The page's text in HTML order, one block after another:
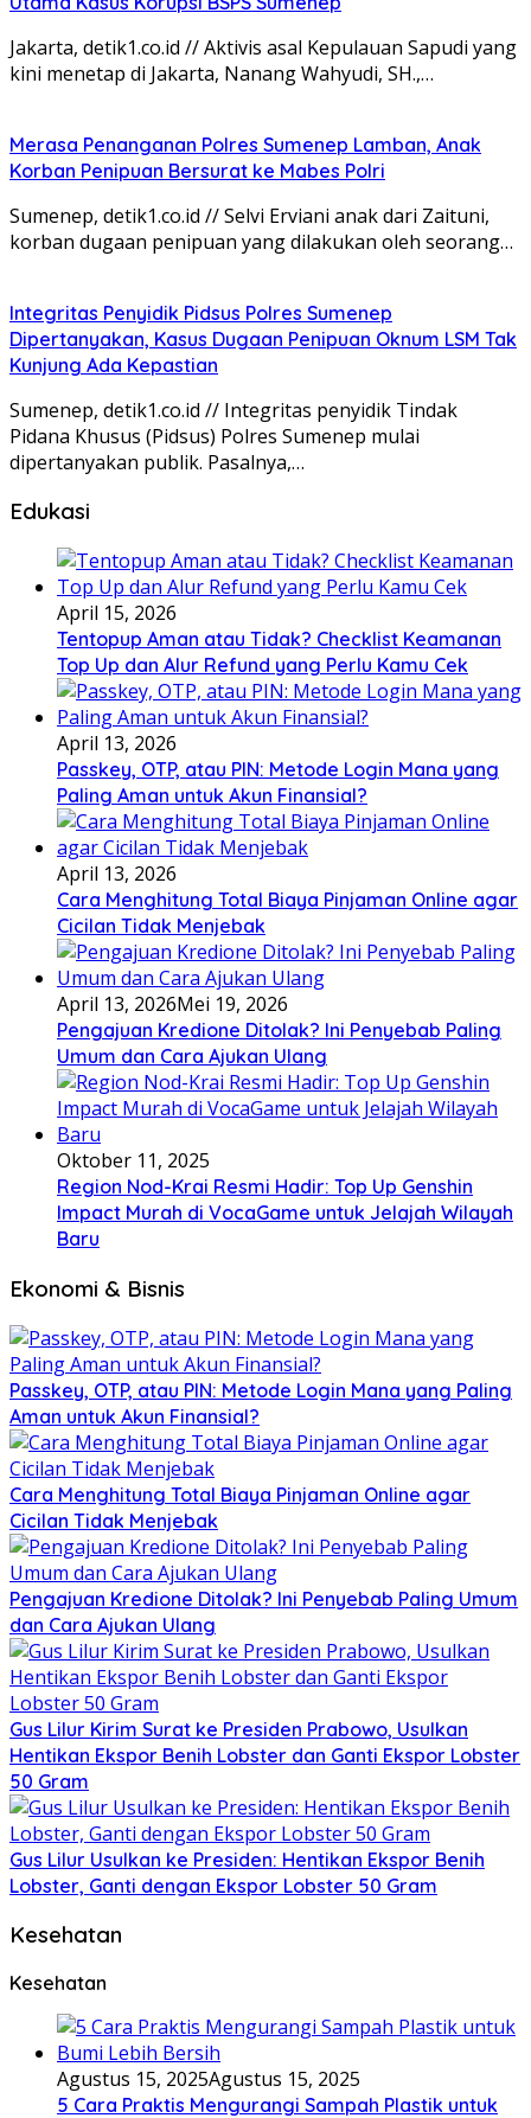
Jakarta, detik1.co.id // Aktivis asal Kepulauan Sapudi yang
kini menetap di Jakarta, Nanang Wahyudi, SH.,…
Merasa Penanganan Polres Sumenep Lamban, Anak
Korban Penipuan Bersurat ke Mabes Polri
Sumenep, detik1.co.id // Selvi Erviani anak dari Zaituni,
korban dugaan penipuan yang dilakukan oleh seorang…
Integritas Penyidik Pidsus Polres Sumenep
Dipertanyakan, Kasus Dugaan Penipuan Oknum LSM Tak
Kunjung Ada Kepastian
Sumenep, detik1.co.id // Integritas penyidik Tindak
Pidana Khusus (Pidsus) Polres Sumenep mulai
dipertanyakan publik. Pasalnya,…
Edukasi
April 15, 2026
Tentopup Aman atau Tidak? Checklist Keamanan
Top Up dan Alur Refund yang Perlu Kamu Cek
April 13, 2026
Passkey, OTP, atau PIN: Metode Login Mana yang
Paling Aman untuk Akun Finansial?
April 13, 2026
Cara Menghitung Total Biaya Pinjaman Online agar
Cicilan Tidak Menjebak
April 13, 2026Mei 19, 2026
Pengajuan Kredione Ditolak? Ini Penyebab Paling
Umum dan Cara Ajukan Ulang
Oktober 11, 2025
Region Nod-Krai Resmi Hadir: Top Up Genshin
Impact Murah di VocaGame untuk Jelajah Wilayah
Baru
Ekonomi & Bisnis
Passkey, OTP, atau PIN: Metode Login Mana yang Paling
Aman untuk Akun Finansial?
Cara Menghitung Total Biaya Pinjaman Online agar
Cicilan Tidak Menjebak
Pengajuan Kredione Ditolak? Ini Penyebab Paling Umum
dan Cara Ajukan Ulang
Gus Lilur Kirim Surat ke Presiden Prabowo, Usulkan
Hentikan Ekspor Benih Lobster dan Ganti Ekspor Lobster
50 Gram
Gus Lilur Usulkan ke Presiden: Hentikan Ekspor Benih
Lobster, Ganti dengan Ekspor Lobster 50 Gram
Kesehatan
Kesehatan
Agustus 15, 2025Agustus 15, 2025
5 Cara Praktis Mengurangi Sampah Plastik untuk